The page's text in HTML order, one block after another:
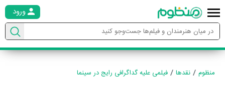
ورود
منظوم نقدها فیلمی علیه گداگرافی رایج در سینما